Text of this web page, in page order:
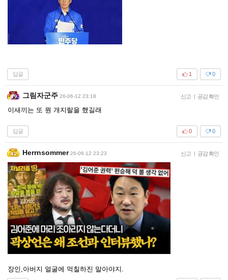
답글 0
1
그림자군주 26-06-12 23:18 신고 | 공감 확인
이새끼는 또 뭔 개지랄을 했길래
답글 0
0
Herrnsommer 26-06-12 23:23 신고 | 공감 확인
장인,아버지 얼굴에 먹칠하진 말아야지.